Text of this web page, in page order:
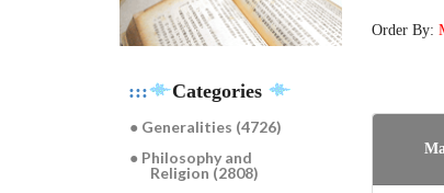
::: Categories
● Generalities (4726)
● Philosophy and
Religion (2808)
Order By: